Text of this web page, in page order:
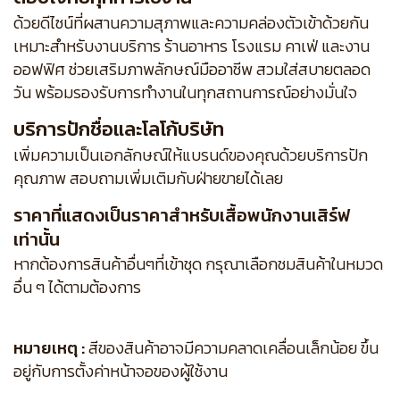
ด้วยดีไซน์ที่ผสานความสุภาพและความคล่องตัวเข้าด้วยกัน
เหมาะสำหรับงานบริการ ร้านอาหาร โรงแรม คาเฟ่ และงาน
ออฟฟิศ ช่วยเสริมภาพลักษณ์มืออาชีพ สวมใส่สบายตลอด
วัน พร้อมรองรับการทำงานในทุกสถานการณ์อย่างมั่นใจ
บริการปักชื่อและโลโก้บริษัท
เพิ่มความเป็นเอกลักษณ์ให้แบรนด์ของคุณด้วยบริการปัก
คุณภาพ สอบถามเพิ่มเติมกับฝ่ายขายได้เลย
ราคาที่แสดงเป็นราคาสำหรับเสื้อพนักงานเสิร์ฟ
เท่านั้น
หากต้องการสินค้าอื่นๆที่เข้าชุด กรุณาเลือกชมสินค้าในหมวด
อื่น ๆ ได้ตามต้องการ
หมายเหตุ :สีของสินค้าอาจมีความคลาดเคลื่อนเล็กน้อย ขึ้น
อยู่กับการตั้งค่าหน้าจอของผู้ใช้งาน